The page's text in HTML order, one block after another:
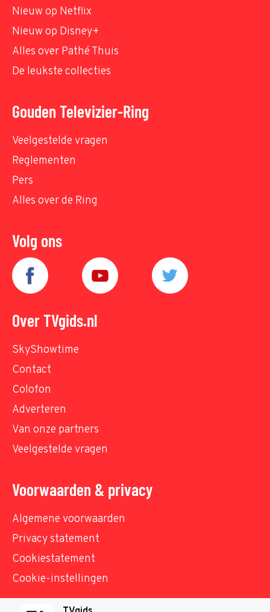
Nieuw op Netflix
Nieuw op Disney+
Alles over Pathé Thuis
De leukste collecties
Gouden Televizier-Ring
Veelgestelde vragen
Reglementen
Pers
Alles over de Ring
Volg ons
Over TVgids.nl
SkyShowtime
Contact
Colofon
Adverteren
Van onze partners
Veelgestelde vragen
Voorwaarden & privacy
Algemene voorwaarden
Privacy statement
Cookiestatement
Cookie-instellingen